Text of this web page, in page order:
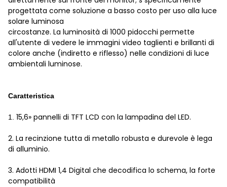
progettata come soluzione a basso costo per uso alla luce
solare luminosa
circostanze. La luminosità di 1000 pidocchi permette
all'utente di vedere le immagini video taglienti e brillanti di
colore anche (indiretto e riflesso) nelle condizioni di luce
ambientali luminose.
Caratteristica
1. 15,6» pannelli di TFT LCD con la lampadina del LED.
2. La recinzione tutta di metallo robusta e durevole è lega
di alluminio.
3. Adotti HDMI 1,4 Digital che decodifica lo schema, la forte
compatibilità